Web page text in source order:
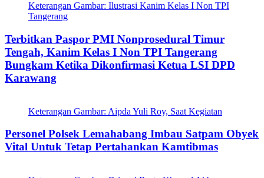
Keterangan Gambar: Ilustrasi Kanim Kelas I Non TPI
Tangerang
Terbitkan Paspor PMI Nonprosedural Timur
Tengah, Kanim Kelas I Non TPI Tangerang
Bungkam Ketika Dikonfirmasi Ketua LSI DPD
Karawang
Keterangan Gambar: Aipda Yuli Roy, Saat Kegiatan
Personel Polsek Lemahabang Imbau Satpam Obyek
Vital Untuk Tetap Pertahankan Kamtibmas